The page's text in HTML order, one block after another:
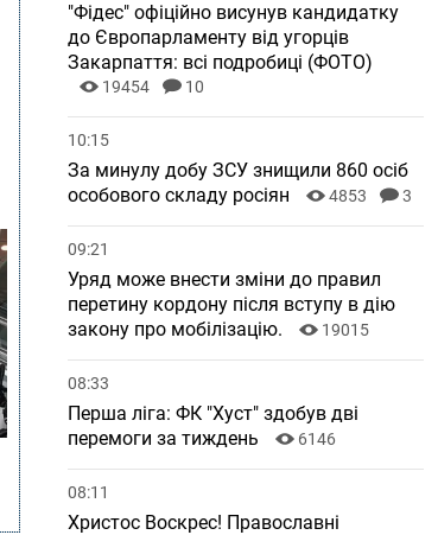
"Фідес" офіційно висунув кандидатку
до Європарламенту від угорців
Закарпаття: всі подробиці (ФОТО)
19454 10
10:15
За минулу добу ЗСУ знищили 860 осіб
особового складу росіян
4853 3
09:21
Уряд може внести зміни до правил
перетину кордону після вступу в дію
закону про мобілізацію.
19015
08:33
Перша ліга: ФК "Хуст" здобув дві
перемоги за тиждень
6146
08:11
Христос Воскрес! Православні